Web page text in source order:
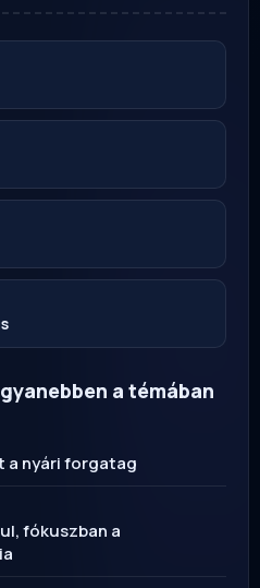
a témában
a nyári forgatag
fókuszban a